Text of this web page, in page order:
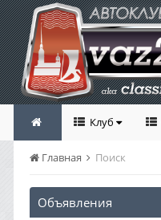
Клуб
Главная Поиск
Объявления